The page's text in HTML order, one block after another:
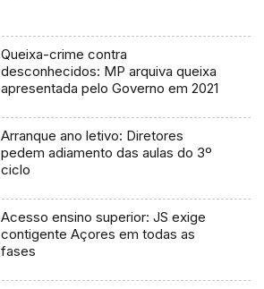
Queixa-crime contra
desconhecidos: MP arquiva queixa
apresentada pelo Governo em 2021
Arranque ano letivo: Diretores
pedem adiamento das aulas do 3º
ciclo
Acesso ensino superior: JS exige
contigente Açores em todas as
fases